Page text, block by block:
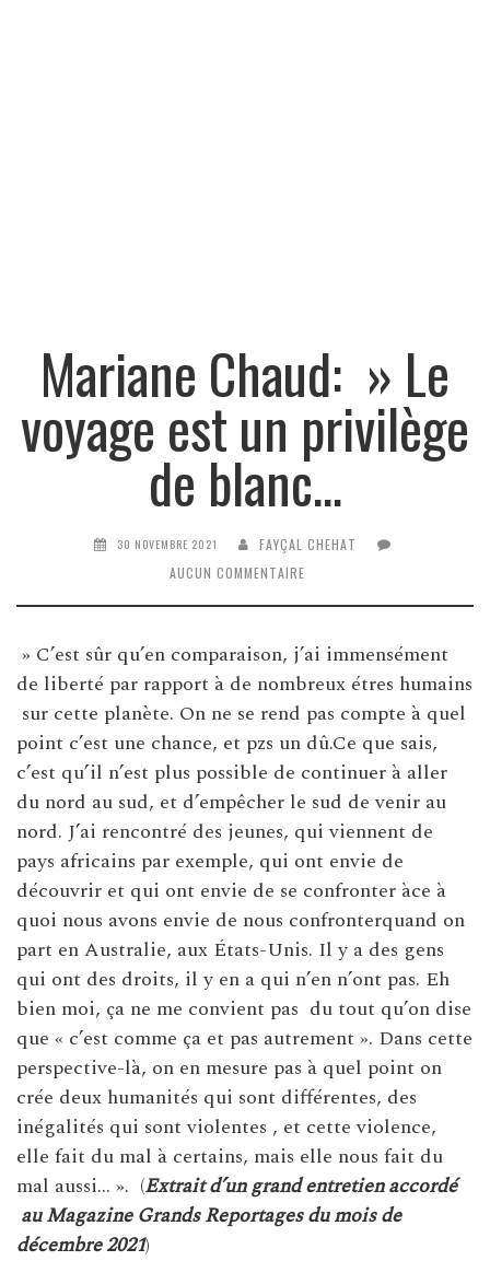
Mariane Chaud: » Le
voyage est un privilège
de blanc…
30 NOVEMBRE 2021
FAYÇAL CHEHAT
AUCUN COMMENTAIRE
» C’est sûr qu’en comparaison, j’ai immensément
de liberté par rapport à de nombreux étres humains
sur cette planète. On ne se rend pas compte à quel
point c’est une chance, et pzs un dû.Ce que sais,
c’est qu’il n’est plus possible de continuer à aller
du nord au sud, et d’empêcher le sud de venir au
nord. J’ai rencontré des jeunes, qui viennent de
pays africains par exemple, qui ont envie de
découvrir et qui ont envie de se confronter àce à
quoi nous avons envie de nous confronterquand on
part en Australie, aux États-Unis. Il y a des gens
qui ont des droits, il y en a qui n’en n’ont pas. Eh
bien moi, ça ne me convient pas du tout qu’on dise
que « c’est comme ça et pas autrement ». Dans cette
perspective-là, on en mesure pas à quel point on
crée deux humanités qui sont différentes, des
inégalités qui sont violentes , et cette violence,
elle fait du mal à certains, mais elle nous fait du
mal aussi… ». (Extrait d’un grand entretien accordé
au Magazine Grands Reportages du mois de
décembre 2021)